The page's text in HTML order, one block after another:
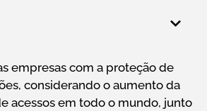
empresas com a proteção de
considerando o aumento da
acessos em todo o mundo, junto